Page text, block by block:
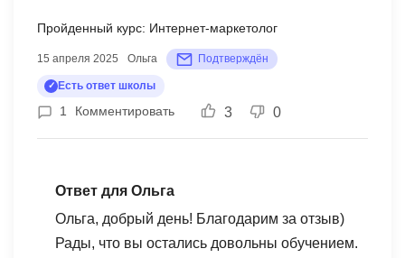
покупала курс Директор по digital маркетингу в
другом месте, небо и земля, даже заданий
толком нет. Здесь куча шаблонов, инструкций,
бонусом какие-то видеоуроки. В общем,
Пройденный курс: Интернет-маркетолог
15 апреля 2025 Ольга Подтверждён
Есть ответ школы
1 Комментировать 3 0
Ответ для Ольга
Ольга, добрый день! Благодарим за отзыв)
Рады, что вы остались довольны обучением.